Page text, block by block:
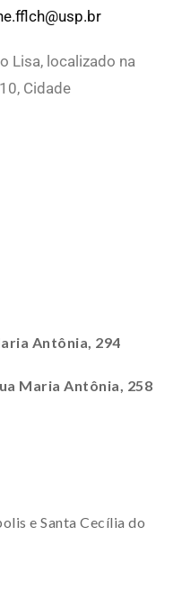
Lisa, localizado na
Cidade
Antônia, 294
Maria Antônia, 258
e Santa Cecília do